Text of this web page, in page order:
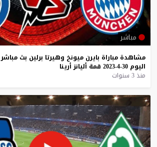
مباشر
مشاهدة مباراة بايرن ميونخ وهيرتا برلين بث مباشر
اليوم 30-4-2023 قمة أليانز أرينا
منذ 3 سنوات